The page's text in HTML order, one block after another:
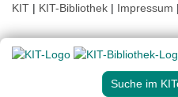
KIT | KIT-Bibliothek | Impressum |
Suche im